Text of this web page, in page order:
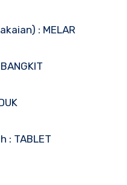
: MELAR
: TABLET